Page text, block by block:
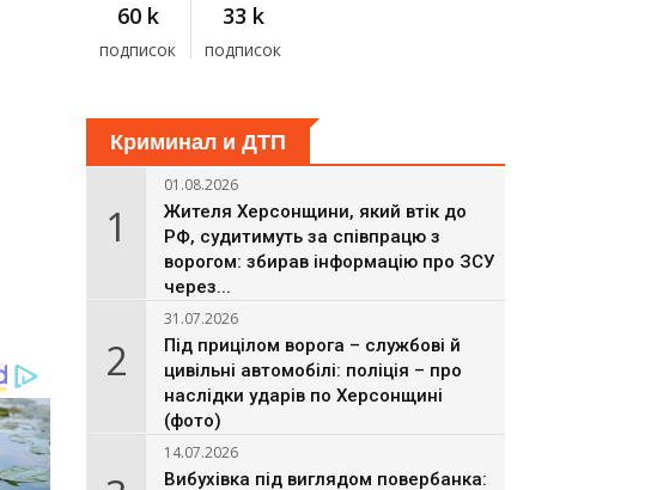
60 k
подписок
33 k
подписок
Криминал и ДТП
1
01.08.2026
Жителя Херсонщини, який втік до
РФ, судитимуть за співпрацю з
ворогом: збирав інформацію про ЗСУ
через...
2
31.07.2026
Під прицілом ворога – службові й
цивільні автомобілі: поліція – про
наслідки ударів по Херсонщині
(фото)
14.07.2026
Вибухівка під виглядом повербанка: